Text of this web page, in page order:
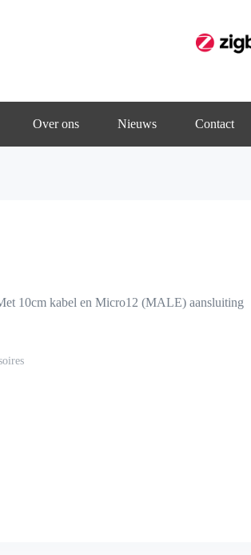
Over ons Nieuws Contact
10cm kabel en Micro12 (MALE) aansluiting